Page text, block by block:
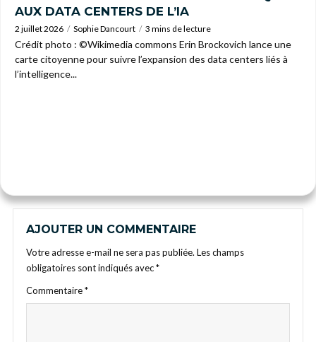
AUX DATA CENTERS DE L’IA
2 juillet 2026 Sophie Dancourt 3 mins de lecture
Crédit photo : ©Wikimedia commons Erin Brockovich lance une
carte citoyenne pour suivre l’expansion des data centers liés à
l’intelligence...
AJOUTER UN COMMENTAIRE
Votre adresse e-mail ne sera pas publiée. Les champs
obligatoires sont indiqués avec*
Commentaire*